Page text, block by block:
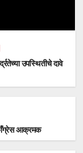
उपस्थितीचे दावे
काँग्रेस आक्रमक